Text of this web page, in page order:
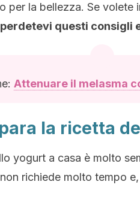
per la bellezza. Se
questi consigli
Attenuare il melasma
la ricetta
yogurt a casa è molto
richiede molto tempo